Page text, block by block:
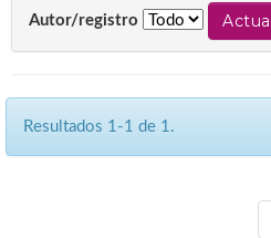
Autor/registro
Resultados 1-1 de 1.